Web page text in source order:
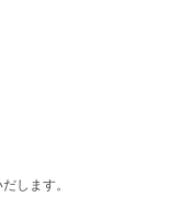
します。